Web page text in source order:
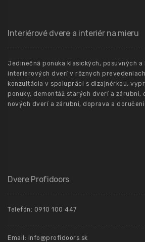
Interiérové dvere a interiér na mieru
Jedinečná ponuka klasických, posuvných
interierových dverí v rôznych
konzultácia v spolupráci s dizajnérkou,
ponuky, demontáž starých dverí a zárubni,
nových dverí a zárubni, doprava a
Dvere Profidoors
Telefón: 0910 100 447
Email: info@profidoors.sk